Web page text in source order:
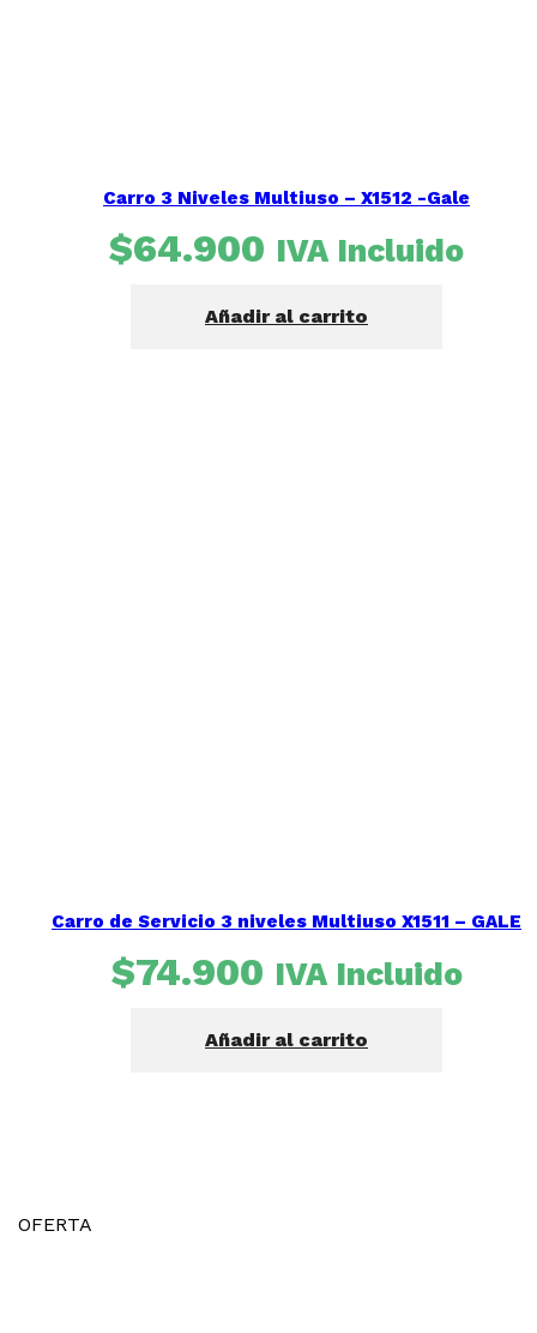
Carro 3 Niveles Multiuso – X1512 -Gale
$64.900 IVA Incluido
Añadir al carrito
Carro de Servicio 3 niveles Multiuso X1511 – GALE
$74.900 IVA Incluido
Añadir al carrito
OFERTA